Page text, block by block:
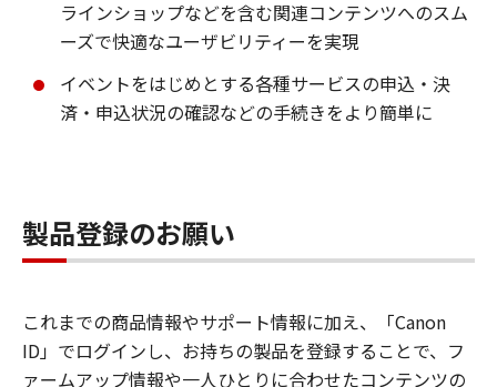
ラインショップなどを含む関連コンテンツへのスム
ーズで快適なユーザビリティーを実現
イベントをはじめとする各種サービスの申込・決
済・申込状況の確認などの手続きをより簡単に
製品登録のお願い
これまでの商品情報やサポート情報に加え、「Canon
ID」でログインし、お持ちの製品を登録することで、フ
ァームアップ情報や一人ひとりに合わせたコンテンツの